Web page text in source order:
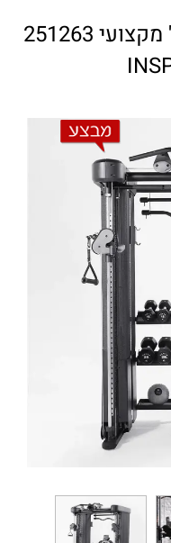
052-8059900
,
04-8411010
קרוס אובר בשילוב סמית' מקצועי 251263